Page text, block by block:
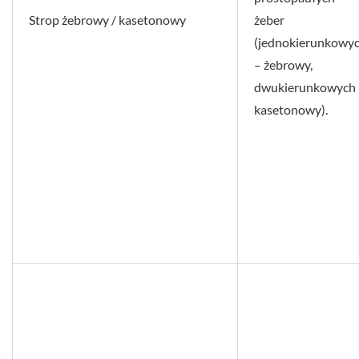
Strop żebrowy / kasetonowy
żeber
– żebrowy,
dwukierunkowych
kasetonowy).